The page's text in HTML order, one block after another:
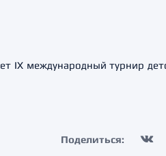
IX международный турнир
Поделиться: